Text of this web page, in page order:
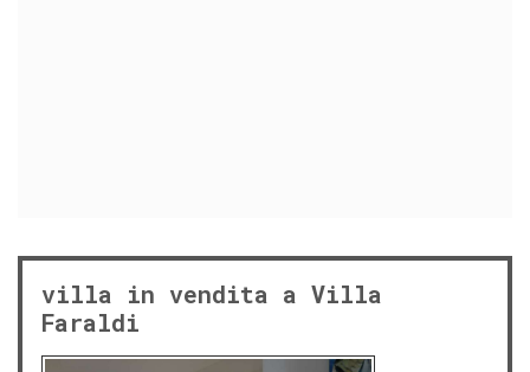
villa in vendita a Villa
Faraldi